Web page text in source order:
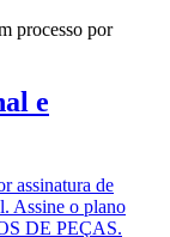
processo por
e
assinatura de
Assine o plano
DE PEÇAS.